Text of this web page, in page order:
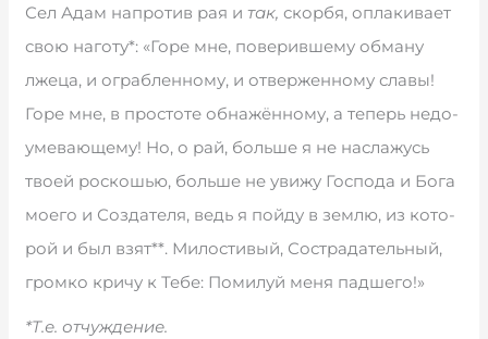
Сел Адам на­про­тив рая итак,скор­бя, оп­ла­ки­вает
свою на­го­ту*: «Го­ре мне, по­ве­рив­ше­му об­ма­ну
лже­ца, и ог­раб­лен­но­му, и от­вер­жен­но­му сла­вы!
Го­ре мне, в про­с­то­те об­на­жён­но­му, а те­перь не­до­
у­ме­ва­ю­ще­му! Но, о рай, боль­ше я не на­сла­жусь
тво­ей ро­с­ко­шью, боль­ше не уви­жу Гос­по­да и Бо­га
мо­е­го и Со­з­да­те­ля, ведь я пой­ду в зе­м­лю, из ко­то­
рой и был взят**. Ми­ло­сти­вый, Со­стра­да­тель­ный,
гром­ко кри­чу к Те­бе: По­ми­луй ме­ня пад­ше­го!»
*Т.е. от­чу­ж­де­ние.